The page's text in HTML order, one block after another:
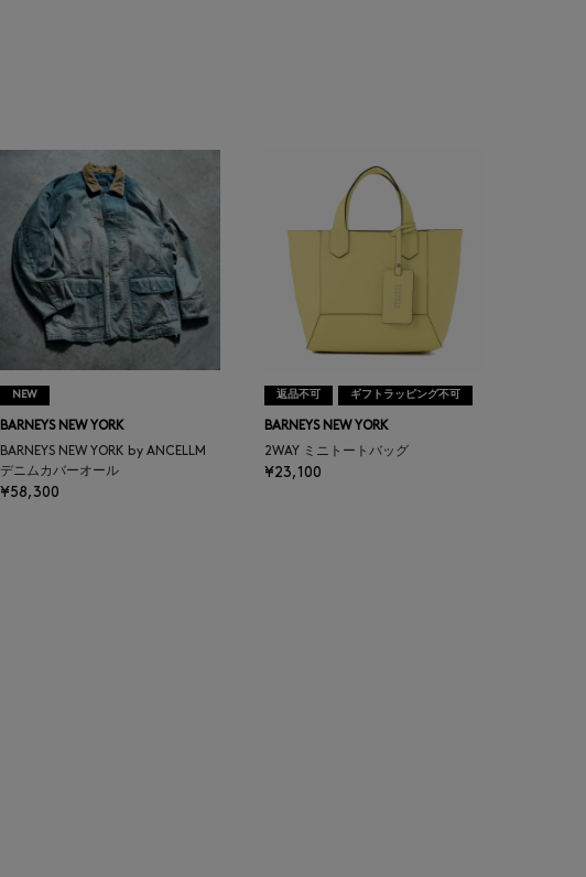
NEW
BARNEYS NEW YORK
BARNEYS NEW YORK by ANCELLM
デニムカバーオール
¥58,300
返品不可 ギフトラッピング不可
BARNEYS NEW YORK
2WAY ミニトートバッグ
¥23,100